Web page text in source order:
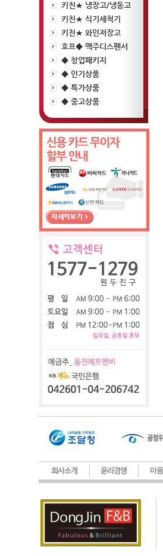
키친★ 냉장고/냉동고
키친★ 식기세척기
키친★ 와인저장고
호프◆ 맥주디스펜서
◆ 창업패키지
◆ 인기상품
◆ 특가상품
◆ 중고상품